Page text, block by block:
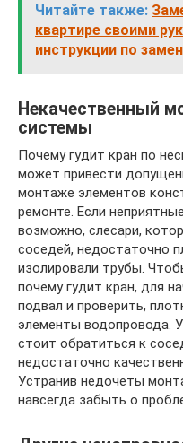
Читайте также:
квартире своими
инструкции по
Некачественный
системы
Почему гудит кран по
может привести
монтаже элементов
ремонте. Если
возможно, слесари,
соседей, недостаточно
изолировали трубы.
почему гудит кран, для
подвал и проверить,
элементы водопровода.
стоит обратиться к
недостаточно
Устранив недочеты
навсегда забыть о